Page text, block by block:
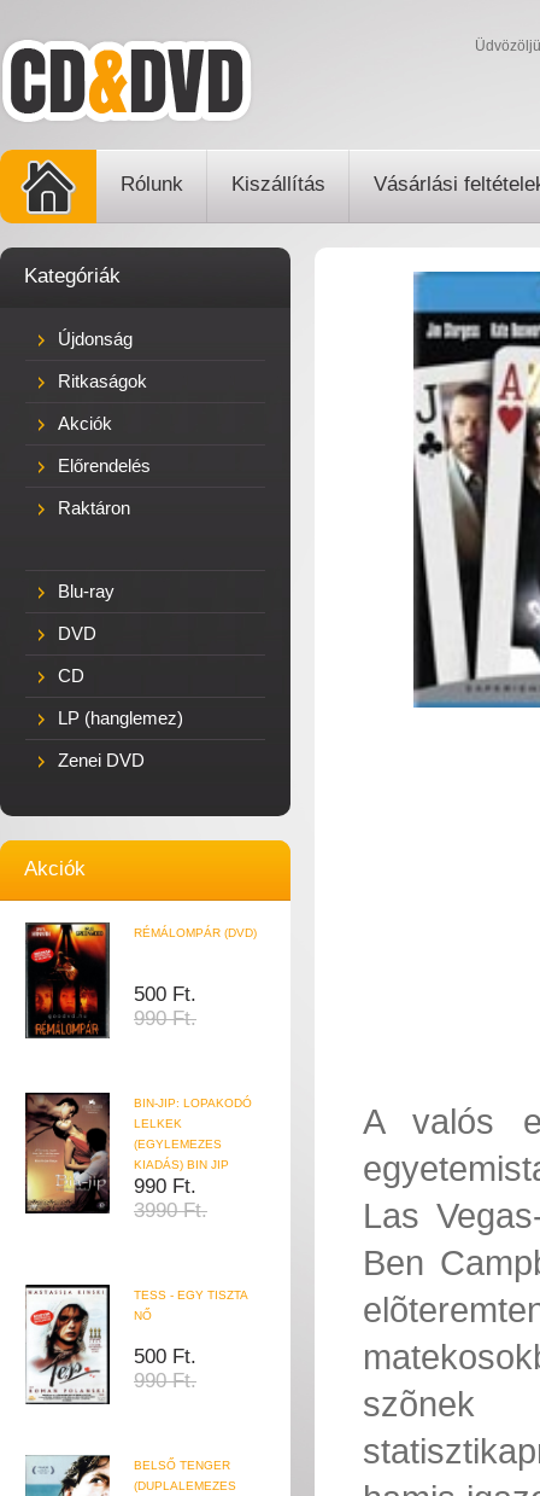
Rólunk Kiszállítás Vásárlási
Kategóriák
Újdonság
Ritkaságok
Akciók
Előrendelés
Raktáron
Blu-ray
DVD
CD
LP (hanglemez)
Zenei DVD
Akciók
RÉMÁLOMPÁR (DVD)
500 Ft.
990 Ft.
BIN-JIP: LOPAKODÓ
LELKEK
(EGYLEMEZES
KIADÁS) BIN JIP
990 Ft.
3990 Ft.
TESS - EGY TISZTA
NŐ
500 Ft.
990 Ft.
BELSŐ TENGER
(DUPLALEMEZES
A valós
Las
Ben